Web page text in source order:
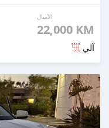
الأميال
22,000 KM
آلي